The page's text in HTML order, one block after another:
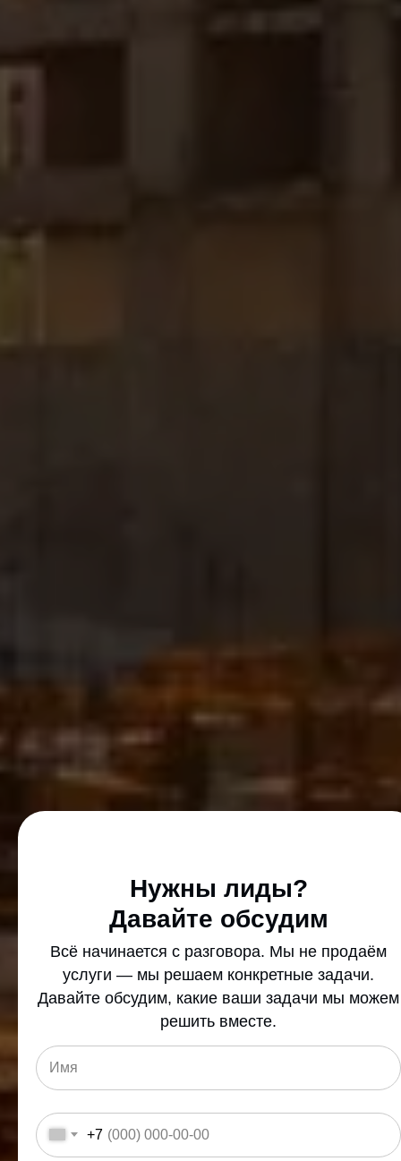
Нужны лиды?
Давайте обсудим
Всё начинается с разговора. Мы не продаём
услуги — мы решаем конкретные задачи.
Давайте обсудим, какие ваши задачи мы можем
решить вместе.
+7